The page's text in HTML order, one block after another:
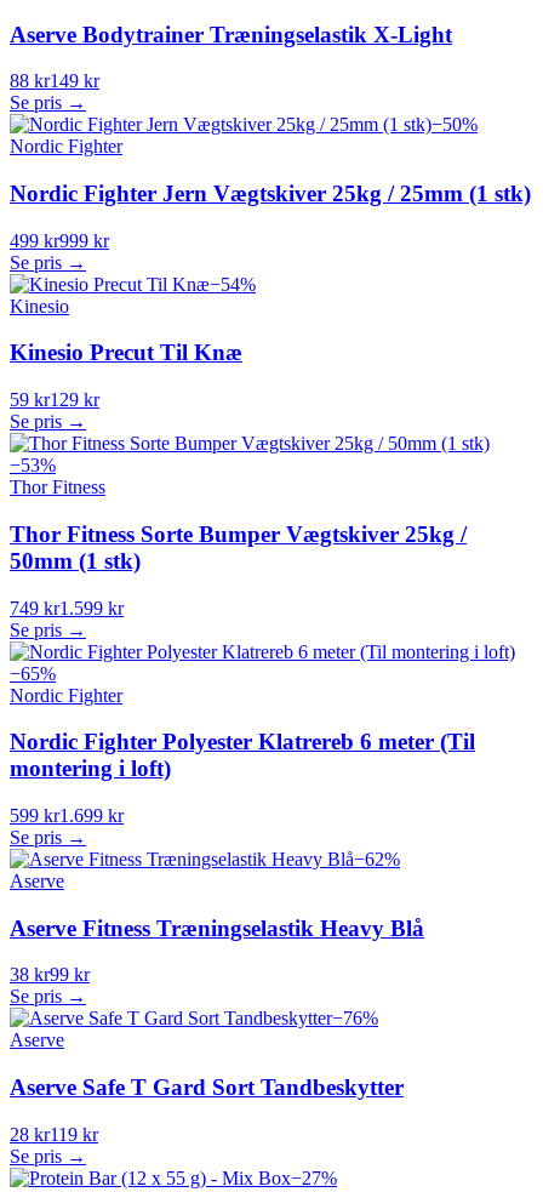
Aserve Bodytrainer Træningselastik X-Light
88 kr149 kr
Se pris →
−50%
Nordic Fighter
Nordic Fighter Jern Vægtskiver 25kg / 25mm (1 stk)
499 kr999 kr
Se pris →
−54%
Kinesio
Kinesio Precut Til Knæ
59 kr129 kr
Se pris →
−53%
Thor Fitness
Thor Fitness Sorte Bumper Vægtskiver 25kg /
50mm (1 stk)
749 kr1.599 kr
Se pris →
−65%
Nordic Fighter
Nordic Fighter Polyester Klatrereb 6 meter (Til
montering i loft)
599 kr1.699 kr
Se pris →
−62%
Aserve
Aserve Fitness Træningselastik Heavy Blå
38 kr99 kr
Se pris →
−76%
Aserve
Aserve Safe T Gard Sort Tandbeskytter
28 kr119 kr
Se pris →
−27%